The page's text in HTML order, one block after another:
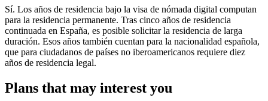
Sí. Los años de residencia bajo la visa de nómada digital computan
para la residencia permanente. Tras cinco años de residencia
continuada en España, es posible solicitar la residencia de larga
duración. Esos años también cuentan para la nacionalidad española,
que para ciudadanos de países no iberoamericanos requiere diez
años de residencia legal.
Plans that may interest you